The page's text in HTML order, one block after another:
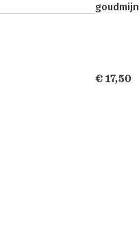
goudmijn
€ 17,50